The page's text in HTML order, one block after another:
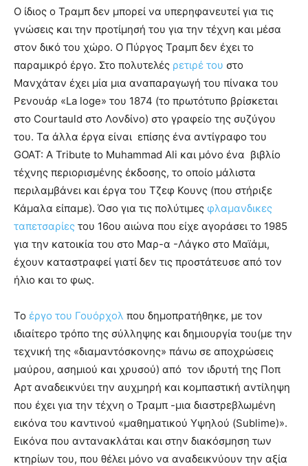
Ο ίδιος ο Τραμπ δεν μπορεί να υπερηφανευτεί για τις
γνώσεις και την προτίμησή του για την τέχνη και μέσα
στον δικό του χώρο. Ο Πύργος Τραμπ δεν έχει το
παραμικρό έργο. Στο πολυτελές ρετιρέ του στο
Μανχάταν έχει μία μια αναπαραγωγή του πίνακα του
Ρενουάρ «La loge» του 1874 (το πρωτότυπο βρίσκεται
στο Courtauld στο Λονδίνο) στο γραφείο της συζύγου
του. Τα άλλα έργα είναι επίσης ένα αντίγραφο του
GOAT: A Tribute to Muhammad Ali και μόνο ένα βιβλίο
τέχνης περιορισμένης έκδοσης, το οποίο μάλιστα
περιλαμβάνει και έργα του Τζεφ Κουνς (που στήριξε
Κάμαλα είπαμε). Όσο για τις πολύτιμες φλαμανδικες
ταπετσαρίες του 16ου αιώνα που είχε αγοράσει το 1985
για την κατοικία του στο Μαρ-α -Λάγκο στο Μαϊάμι,
έχουν καταστραφεί γιατί δεν τις προστάτευσε από τον
ήλιο και το φως.
Το έργο του Γουόρχολ που δημοπρατήθηκε, με τον
ιδιαίτερο τρόπο της σύλληψης και δημιουργία του(με την
τεχνική της «διαμαντόσκονης» πάνω σε αποχρώσεις
μαύρου, ασημιού και χρυσού) από τον ιδρυτή της Ποπ
Αρτ αναδεικνύει την αυχμηρή και κομπαστική αντίληψη
που έχει για την τέχνη ο Τραμπ -μια διαστρεβλωμένη
εικόνα του καντινού «μαθηματικού Υψηλού (Sublime)».
Εικόνα που αντανακλάται και στην διακόσμηση των
κτηρίων του, που θέλει μόνο να αναδεικνύουν την αξία